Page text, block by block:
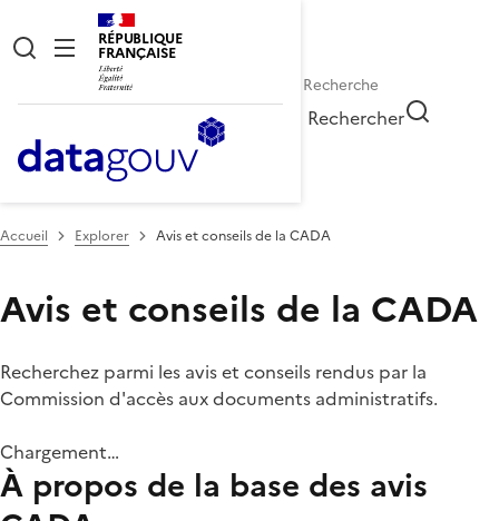
RÉPUBLIQUE
FRANÇAISE
Rechercher
Accueil Explorer Avis et conseils de la CADA
Avis et conseils de la CADA
Recherchez parmi les avis et conseils rendus par la
Commission d'accès aux documents administratifs.
Chargement…
À propos de la base des avis